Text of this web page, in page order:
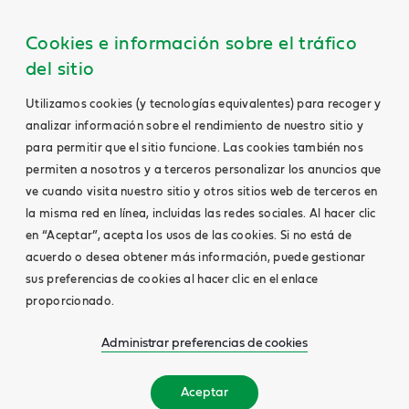
Cookies e información sobre el tráfico
del sitio
Utilizamos cookies (y tecnologías equivalentes) para recoger y
analizar información sobre el rendimiento de nuestro sitio y
para permitir que el sitio funcione. Las cookies también nos
permiten a nosotros y a terceros personalizar los anuncios que
ve cuando visita nuestro sitio y otros sitios web de terceros en
la misma red en línea, incluidas las redes sociales. Al hacer clic
en “Aceptar”, acepta los usos de las cookies. Si no está de
acuerdo o desea obtener más información, puede gestionar
sus preferencias de cookies al hacer clic en el enlace
proporcionado.
Administrar preferencias de cookies
Aceptar